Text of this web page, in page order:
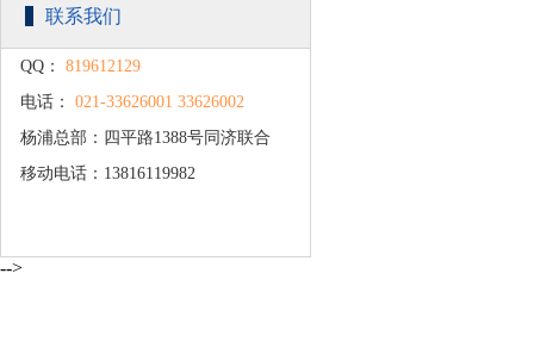
联系我们
QQ： 819612129
电话： 021-33626001 33626002
杨浦总部：四平路1388号同济联合
广场C楼203
移动电话：13816119982
-->